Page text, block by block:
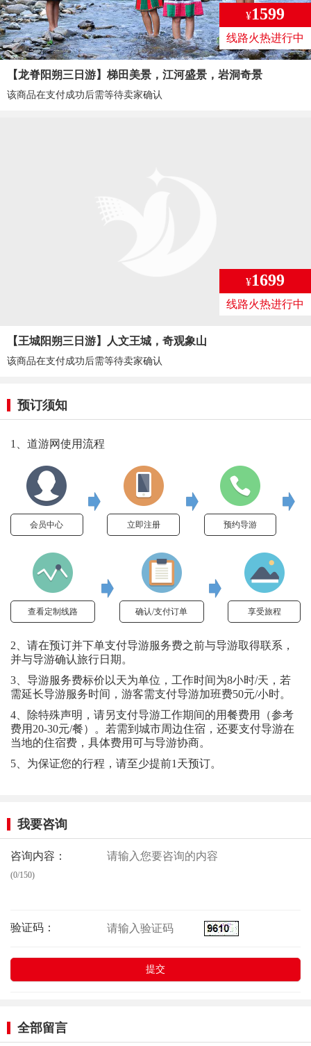
¥1599
线路火热进行中
【龙脊阳朔三日游】梯田美景，江河盛景，岩洞奇景
该商品在支付成功后需等待卖家确认
¥1699
线路火热进行中
【王城阳朔三日游】人文王城，奇观象山
该商品在支付成功后需等待卖家确认
预订须知
1、道游网使用流程
会员中心 立即注册 预约导游
查看定制线路 确认/支付订单 享受旅程
2、请在预订并下单支付导游服务费之前与导游取得联系，
并与导游确认旅行日期。
3、导游服务费标价以天为单位，工作时间为8小时/天，若
需延长导游服务时间，游客需支付导游加班费50元/小时。
4、除特殊声明，请另支付导游工作期间的用餐费用（参考
费用20-30元/餐）。若需到城市周边住宿，还要支付导游在
当地的住宿费，具体费用可与导游协商。
5、为保证您的行程，请至少提前1天预订。
我要咨询
咨询内容：
(0/150)
验证码：
全部留言